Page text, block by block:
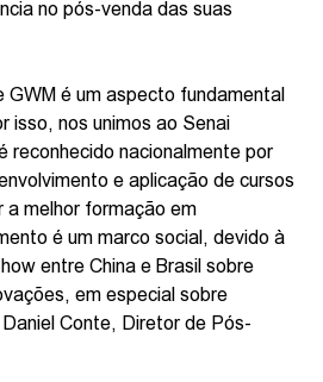
no pós-venda das suas
GWM é um aspecto fundamental
isso, nos unimos ao Senai
reconhecido nacionalmente por
e aplicação de cursos
melhor formação em
é um marco social, devido à
entre China e Brasil sobre
em especial sobre
Conte, Diretor de Pós-